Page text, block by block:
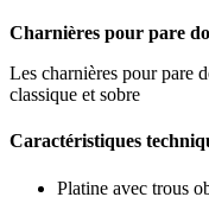
Charnières pour pare
Les charnières pour pare
classique et sobre
Caractéristiques
Platine avec trous